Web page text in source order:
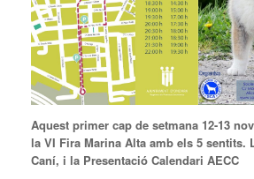
Aquest primer cap de setmana 12-13
la VI Fira Marina Alta amb els 5 sentits.
Caní, i la Presentació Calendari AECC